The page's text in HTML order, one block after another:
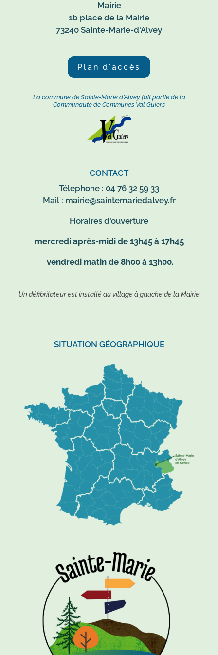
Mairie
1b place de la Mairie
73240 Sainte-Marie-d'Alvey
Plan d'accès
La commune de Sainte-Marie d'Alvey fait partie de la
Communauté de Communes Val Guiers
CONTACT
Téléphone : 04 76 32 59 33
Mail : mairie@saintemariedalvey.fr
Horaires d'ouverture
mercredi après-midi de 13h45 à 17h45
vendredi matin de 8h00 à 13h00.
Un défibrilateur est installé au village à gauche de la Mairie
SITUATION GÉOGRAPHIQUE